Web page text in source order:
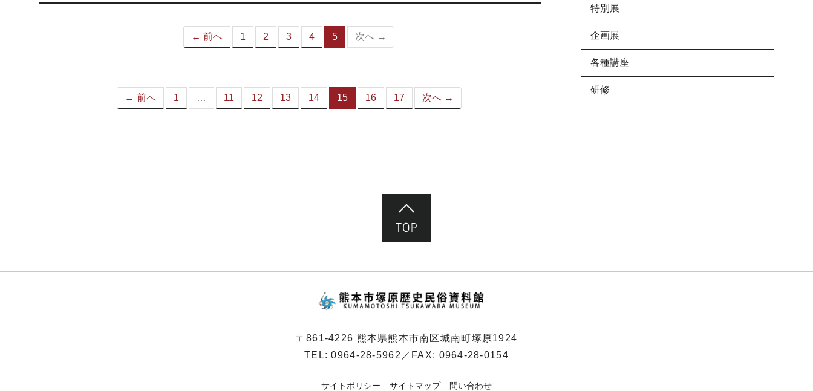
← 前へ 1 2 3 4 5
（こ
ジ）
次へ →
← 前へ 1 … 11 12 13 14 15
（こ
16 17 次へ →
特別展
企画展
各種講座
研修
〒861-4226 熊本県熊本市南区城南町塚原1924
TEL:0964-28-5962 ／FAX: 0964-28-0154
サイトポリシー サイトマップ 問い合わせ